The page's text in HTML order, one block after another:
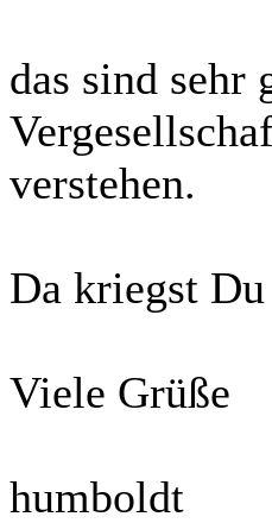
das sind sehr
verstehen.
Da kriegst
Viele Grüße
humboldt